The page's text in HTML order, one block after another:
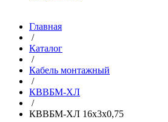
Главная
/
Каталог
/
Кабель монтажный
/
КВВБМ-ХЛ
/
КВВБМ-ХЛ 16х3х0,75